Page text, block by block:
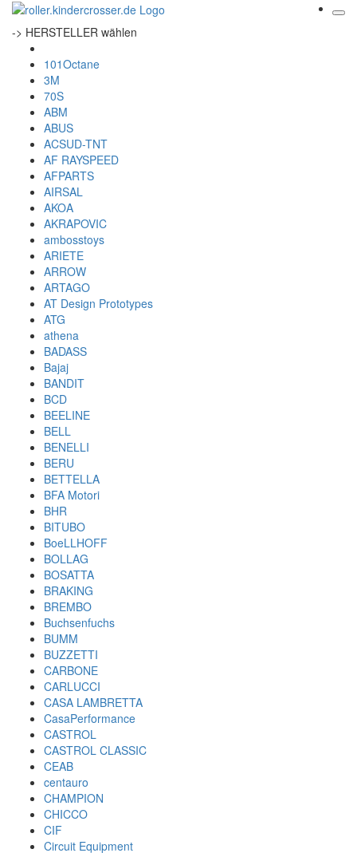
-> HERSTELLER wählen
101Octane
3M
70S
ABM
ABUS
ACSUD-TNT
AF RAYSPEED
AFPARTS
AIRSAL
AKOA
AKRAPOVIC
ambosstoys
ARIETE
ARROW
ARTAGO
AT Design Prototypes
ATG
athena
BADASS
Bajaj
BANDIT
BCD
BEELINE
BELL
BENELLI
BERU
BETTELLA
BFA Motori
BHR
BITUBO
BoeLLHOFF
BOLLAG
BOSATTA
BRAKING
BREMBO
Buchsenfuchs
BUMM
BUZZETTI
CARBONE
CARLUCCI
CASA LAMBRETTA
CasaPerformance
CASTROL
CASTROL CLASSIC
CEAB
centauro
CHAMPION
CHICCO
CIF
Circuit Equipment